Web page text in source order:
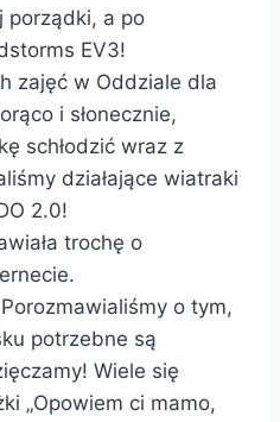
porządki, a po
EV3!
zajęć w Oddziale dla
i słonecznie,
schłodzić wraz z
działające wiatraki
2.0!
trochę o
o tym,
potrzebne są
Wiele się
„Opowiem ci mamo,